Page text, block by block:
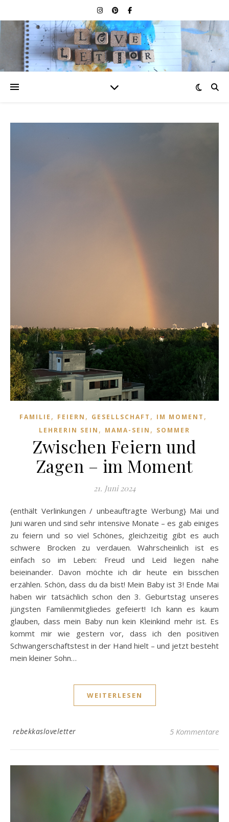
FAMILIE , FEIERN , GESELLSCHAFT , IM MOMENT ,
LEHRERIN SEIN , MAMA-SEIN , SOMMER
Zwischen Feiern und
Zagen – im Moment
21. Juni 2024
{enthält Verlinkungen / unbeauftragte Werbung} Mai und
Juni waren und sind sehr intensive Monate – es gab einiges
zu feiern und so viel Schönes, gleichzeitig gibt es auch
schwere Brocken zu verdauen. Wahrscheinlich ist es
einfach so im Leben: Freud und Leid liegen nahe
beieinander. Davon möchte ich dir heute ein bisschen
erzählen. Schön, dass du da bist! Mein Baby ist 3! Ende Mai
haben wir tatsächlich schon den 3. Geburtstag unseres
jüngsten Familienmitgliedes gefeiert! Ich kann es kaum
glauben, dass mein Baby nun kein Kleinkind mehr ist. Es
kommt mir wie gestern vor, dass ich den positiven
Schwangerschaftstest in der Hand hielt – und jetzt besteht
mein kleiner Sohn…
WEITERLESEN
rebekkasloveletter 5 Kommentare